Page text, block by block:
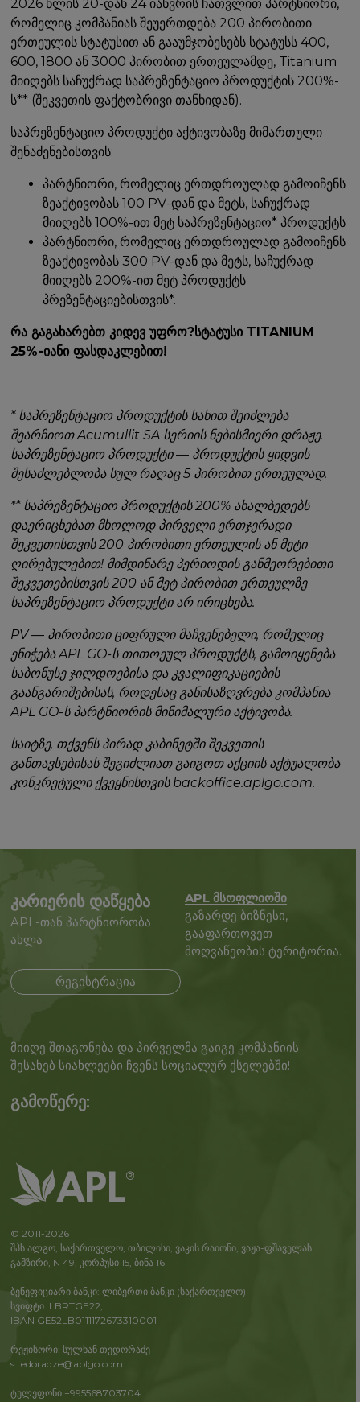
2026 წლის 20-დან 24 იანვრის ჩათვლით პარტნიორი,
რომელიც კომპანიას შეუერთდება 200 პირობითი
ერთეულის სტატუსით ან გააუმჯობესებს სტატუსს 400,
600, 1800 ან 3000 პირობით ერთეულამდე, Titanium
მიიღებს საჩუქრად საპრეზენტაციო პროდუქტის 200%-
ს** (შეკვეთის ფაქტობრივი თანხიდან).
საპრეზენტაციო პროდუქტი აქტივობაზე მიმართული
შენაძენებისთვის:
პარტნიორი, რომელიც ერთდროულად გამოიჩენს
ზეაქტივობას 100 PV-დან და მეტს, საჩუქრად
მიიღებს 100%-ით მეტ საპრეზენტაციო* პროდუქტს
პარტნიორი, რომელიც ერთდროულად გამოიჩენს
ზეაქტივობას 300 PV-დან და მეტს, საჩუქრად
მიიღებს 200%-ით მეტ პროდუქტს
პრეზენტაციებისთვის*.
რა გაგახარებთ კიდევ უფრო?სტატუსი TITANIUM
25%-იანი ფასდაკლებით!
* საპრეზენტაციო პროდუქტის სახით შეიძლება
შეარჩიოთ Acumullit SA სერიის ნებისმიერი დრაჟე.
საპრეზენტაციო პროდუქტი — პროდუქტის ყიდვის
შესაძლებლობა სულ რაღაც 5 პირობით ერთეულად.
** საპრეზენტაციო პროდუქტის 200% ახალბედებს
დაერიცხებათ მხოლოდ პირველი ერთჯერადი
შეკვეთისთვის 200 პირობითი ერთეულის ან მეტი
ღირებულებით! მიმდინარე პერიოდის განმეორებითი
შეკვეთებისთვის 200 ან მეტ პირობით ერთეულზე
საპრეზენტაციო პროდუქტი არ ირიცხება.
PV — პირობითი ციფრული მაჩვენებელი, რომელიც
ენიჭება APL GO-ს თითოეულ პროდუქტს, გამოიყენება
საბონუსე ჯილდოებისა და კვალიფიკაციების
გაანგარიშებისას, როდესაც განისაზღვრება კომპანია
APL GO-ს პარტნიორის მინიმალური აქტივობა.
საიტზე, თქვენს პირად კაბინეტში შეკვეთის
განთავსებისას შეგიძლიათ გაიგოთ აქციის აქტუალობა
კონკრეტული ქვეყნისთვის backoffice.aplgo.com.
კარიერის დაწყება
APL-თან პარტნიორობა
ახლა
რეგისტრაცია
APL მსოფლიოში
გაზარდე ბიზნესი,
გააფართოვეთ
მოღვაწეობის ტერიტორია.
მიიღე შთაგონება და პირველმა გაიგე კომპანიის
შესახებ სიახლეები ჩვენს სოციალურ ქსელებში!
გამოწერე:
© 2011-2026
შპს ალგო, საქართველო, თბილისი, ვაკის რაიონი, ვაჟა-ფშაველას
გამზირი, N 49, კორპუსი 15, ბინა 16
ბენეფიციარი ბანკი: ლიბერთი ბანკი (საქართველო)
სვიფტი: LBRTGE22,
IBAN GE52LB0111172673310001
რეჟისორი: სულხან თედორაძე
s.tedoradze@aplgo.com
ტელეფონი +995568703704